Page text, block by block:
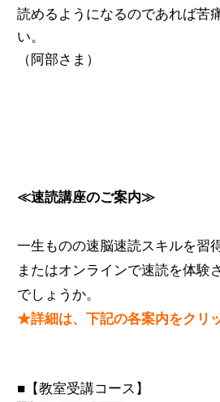
読めるようになるのであれば苦
い。
（阿部さま）
≪速読講座のご案内≫
一生ものの速脳速読スキルを習
またはオンラインで速読を体験
でしょうか。
★詳細は、下記の各案内をクリ
■【教室受講コース】